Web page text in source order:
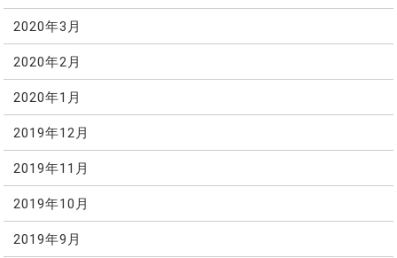
2020年3月
2020年2月
2020年1月
2019年12月
2019年11月
2019年10月
2019年9月